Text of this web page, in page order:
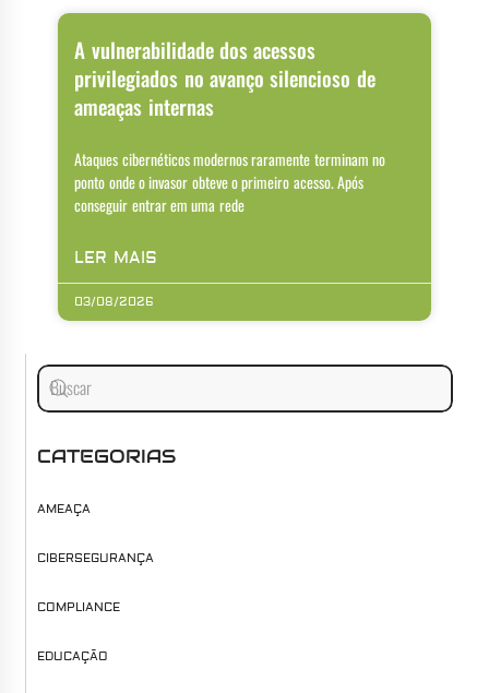
A vulnerabilidade dos acessos
privilegiados no avanço silencioso de
ameaças internas
Ataques cibernéticos modernos raramente terminam no
ponto onde o invasor obteve o primeiro acesso. Após
conseguir entrar em uma rede
LER MAIS
03/08/2026
CATEGORIAS
AMEAÇA
CIBERSEGURANÇA
COMPLIANCE
EDUCAÇÃO